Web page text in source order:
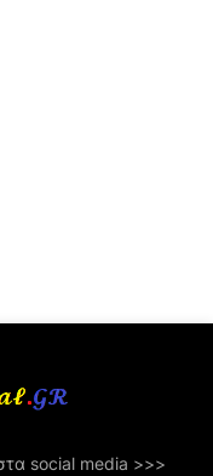
social media >>>